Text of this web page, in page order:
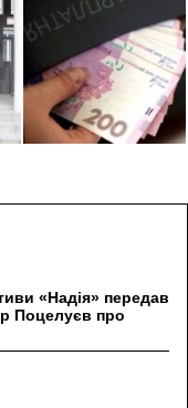
«Надія» передав
Поцелуєв про